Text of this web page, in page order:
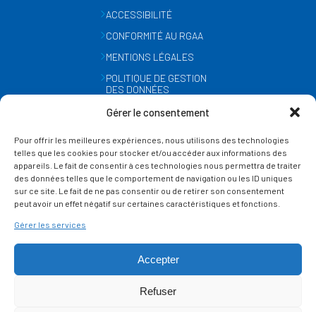
Gérer le consentement
Pour offrir les meilleures expériences, nous utilisons des technologies
telles que les cookies pour stocker et/ou accéder aux informations des
appareils. Le fait de consentir à ces technologies nous permettra de traiter
des données telles que le comportement de navigation ou les ID uniques
sur ce site. Le fait de ne pas consentir ou de retirer son consentement
peut avoir un effet négatif sur certaines caractéristiques et fonctions.
Gérer les services
Accepter
Refuser
ACCESSIBILITÉ
CONFORMITÉ AU RGAA
MENTIONS LÉGALES
POLITIQUE DE GESTION
DES DONNÉES
GESTION DES COOKIES
SUIVEZ-NOUS
SUR LES RÉSEAUX